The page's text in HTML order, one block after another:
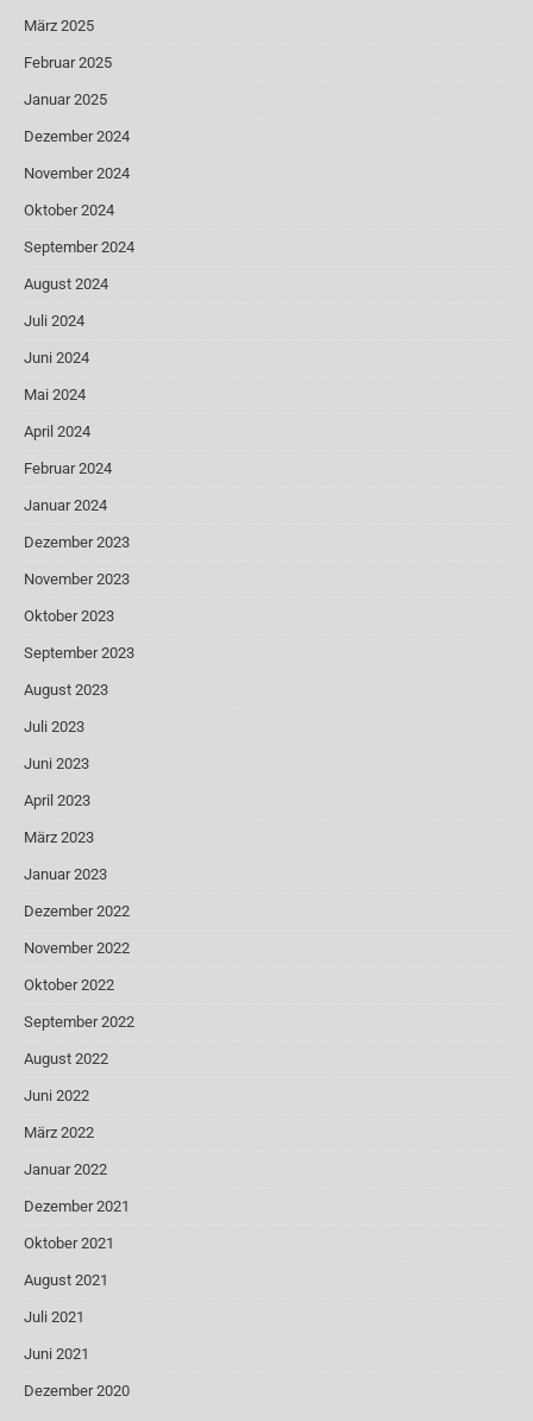
März 2025
Februar 2025
Januar 2025
Dezember 2024
November 2024
Oktober 2024
September 2024
August 2024
Juli 2024
Juni 2024
Mai 2024
April 2024
Februar 2024
Januar 2024
Dezember 2023
November 2023
Oktober 2023
September 2023
August 2023
Juli 2023
Juni 2023
April 2023
März 2023
Januar 2023
Dezember 2022
November 2022
Oktober 2022
September 2022
August 2022
Juni 2022
März 2022
Januar 2022
Dezember 2021
Oktober 2021
August 2021
Juli 2021
Juni 2021
Dezember 2020